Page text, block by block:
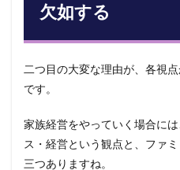
欠如する
二つ目の大変な理由が、各視
です。
家族経営をやっていく場合に
ス・経営という観点と、ファ
三つありますね。